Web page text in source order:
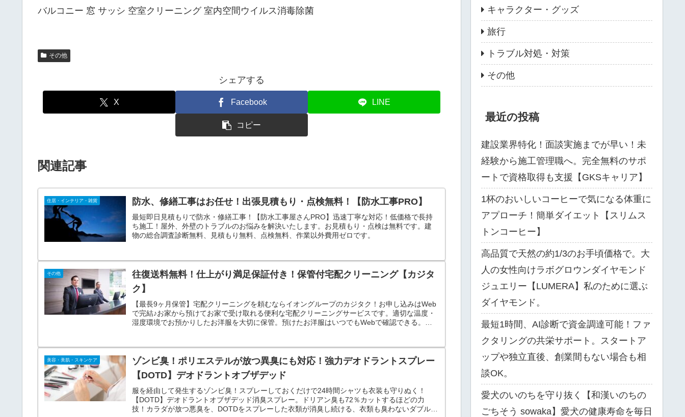
バルコニー 窓 サッシ 空室クリーニング 室内空間ウイルス消毒除菌
その他
シェアする
X Facebook LINE
コピー
関連記事
住居・インテリア・雑貨 防水、修繕工事はお任せ！出張見積もり・点検無料！【防水工事PRO】
最短即日見積もりで防水・修繕工事！【防水工事屋さんPRO】迅速丁寧な対応！低価格で長持
ち施工！屋外、外壁のトラブルのお悩みを解決いたします。お見積もり・点検は無料です。建
物の総合調査診断無料、見積もり無料、点検無料、作業以外費用ゼロです。
その他
往復送料無料！仕上がり満足保証付き！保管付宅配クリーニング【カジタ
ク】
【最長9ヶ月保管】宅配クリーニングを頼むならイオングループのカジタク！お申し込みはWeb
で完結♪お家から預けてお家で受け取れる便利な宅配クリーニングサービスです。適切な温度・
湿度環境でお預かりしたお洋服を大切に保管。預けたお洋服はいつでもWebで確認できる。コ
美容・美肌・スキンケア
ゾンビ臭！ポリエステルが放つ異臭にも対応！強力デオドラントスプレー
【DOTD】デオドラントオブザデッド
服を経由して発生するゾンビ臭！スプレーしておくだけで24時間シャツも衣装も守りぬく！
【DOTD】デオドラントオブザデッド消臭スプレー。ドリアン臭も72％カットするほどの力
技！カラダが放つ悪臭を、DOTDをスプレーした衣類が消臭し続ける、衣類も臭わないダブルデ
キャラクター・グッズ
旅行
トラブル対処・対策
その他
最近の投稿
建設業界特化！面談実施までが早い！未
経験から施工管理職へ。完全無料のサポ
ートで資格取得も支援【GKSキャリア】
1杯のおいしいコーヒーで気になる体重に
アプローチ！簡単ダイエット【スリムス
トンコーヒー】
高品質で天然の約1/3のお手頃価格で。大
人の女性向けラボグロウンダイヤモンド
ジュエリー【LUMERA】私のために選ぶ
ダイヤモンド。
最短1時間、AI診断で資金調達可能！ファ
クタリングの共栄サポート。スタートア
ップや独立直後、創業間もない場合も相
談OK。
愛犬のいのちを守り抜く【和漢いのちの
ごちそう sowaka】愛犬の健康寿命を毎日